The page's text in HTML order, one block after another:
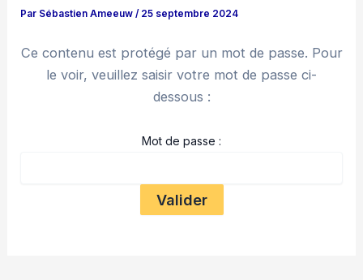
Par Sébastien Ameeuw/ 25 septembre 2024
Ce contenu est protégé par un mot de passe. Pour
le voir, veuillez saisir votre mot de passe ci-
dessous :
Mot de passe :